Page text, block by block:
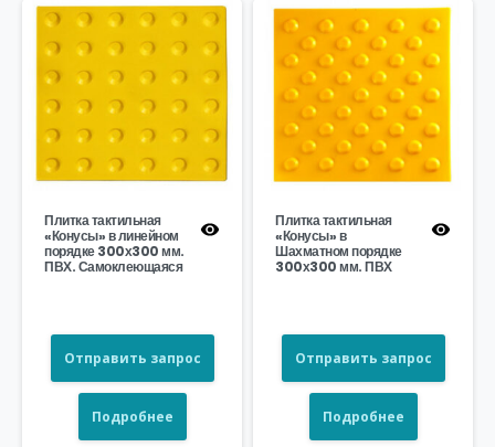
Плитка тактильная
«Конусы» в линейном
порядке 300х300 мм.
ПВХ. Самоклеющаяся
Отправить запрос
Подробнее
Плитка тактильная
«Конусы» в
Шахматном порядке
300х300 мм. ПВХ
Отправить запрос
Подробнее